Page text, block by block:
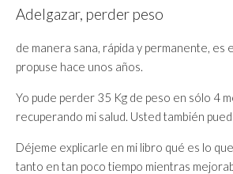
Adelgazar, perder peso
de manera sana, rápida y permanente, es
propuse hace unos años.
Yo pude perder 35 Kg de peso en sólo 4
recuperando mi salud. Usted también
Déjeme explicarle en mi libro qué es lo
tanto en tan poco tiempo mientras